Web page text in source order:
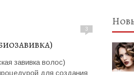
3
завивка волос)
для создания